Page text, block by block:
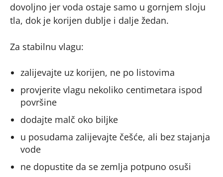
dovoljno jer voda ostaje samo u gornjem sloju
tla, dok je korijen dublje i dalje žedan.
Za stabilnu vlagu:
zalijevajte uz korijen, ne po listovima
provjerite vlagu nekoliko centimetara ispod
površine
dodajte malč oko biljke
u posudama zalijevajte češće, ali bez stajanja
vode
ne dopustite da se zemlja potpuno osuši